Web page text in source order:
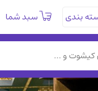
بندی سبد شما